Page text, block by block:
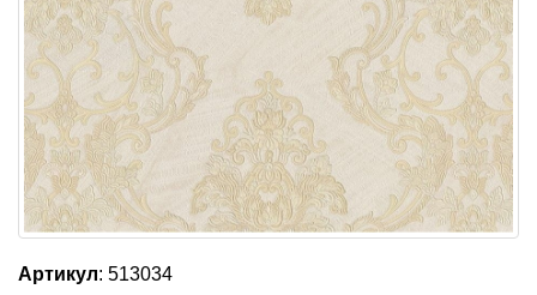
Артикул: 513034